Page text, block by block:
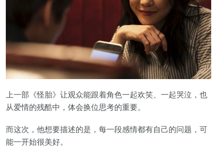
上一部《怪胎》让观众能跟着角色一起欢笑、一起哭泣，也
从爱情的残酷中，体会换位思考的重要。
而这次，他想要描述的是，每一段感情都有自己的问题，可
能一开始很美好。